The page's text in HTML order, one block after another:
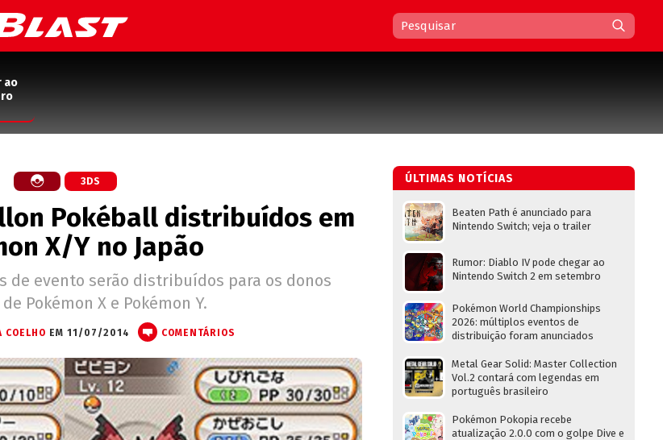
ao
3DS
Pokéball distribuídos em
X/Y no Japão
de evento serão distribuídos para os donos
Pokémon X e Pokémon Y.
COELHO EM 11/07/2014 COMENTÁRIOS
ÚLTIMAS NOTÍCIAS
Beaten Path é anunciado para
Nintendo Switch; veja o trailer
Rumor: Diablo IV pode chegar ao
Nintendo Switch 2 em setembro
Pokémon World Championships
2026: múltiplos eventos de
distribuição foram anunciados
Metal Gear Solid: Master Collection
Vol.2 contará com legendas em
português brasileiro
Pokémon Pokopia recebe
atualização 2.0.0 com o golpe Dive e